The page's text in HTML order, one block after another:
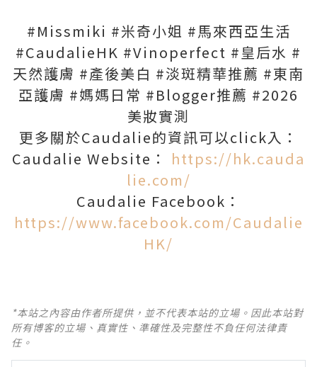
#Missmiki #米奇小姐 #馬來西亞生活
#CaudalieHK #Vinoperfect #皇后水 #
天然護膚 #產後美白 #淡斑精華推薦 #東南
亞護膚 #媽媽日常 #Blogger推薦 #2026
美妝實測
更多關於Caudalie的資訊可以click入：
Caudalie Website： https://hk.cauda
lie.com/
Caudalie Facebook：
https://www.facebook.com/Caudalie
HK/
*本站之內容由作者所提供，並不代表本站的立場。因此本站對
所有博客的立場、真實性、準確性及完整性不負任何法律責
任。